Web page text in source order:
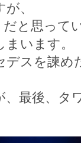
、
だと思って
います。
デスを諫
最後、タ